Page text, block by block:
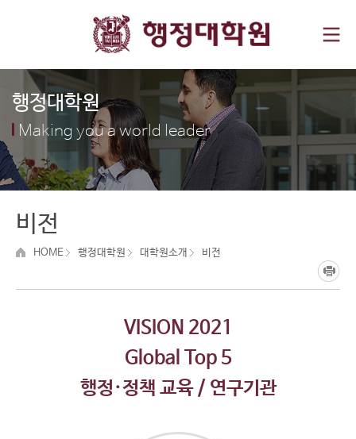
행정대학원
Making you a world leader
비전
HOME 행정대학원 대학원소개 비전
VISION 2021
Global Top 5
행정·정책 교육 / 연구기관